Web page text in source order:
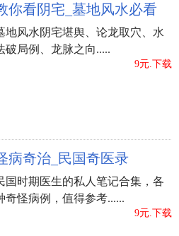
你看阴宅_墓地风水必看
地风水阴宅堪舆、论龙取穴、水
破局例、龙脉之向.....
9元.下载
病奇治_民国奇医录
国时期医生的私人笔记合集，各
奇怪病例，值得参考......
9元.下载